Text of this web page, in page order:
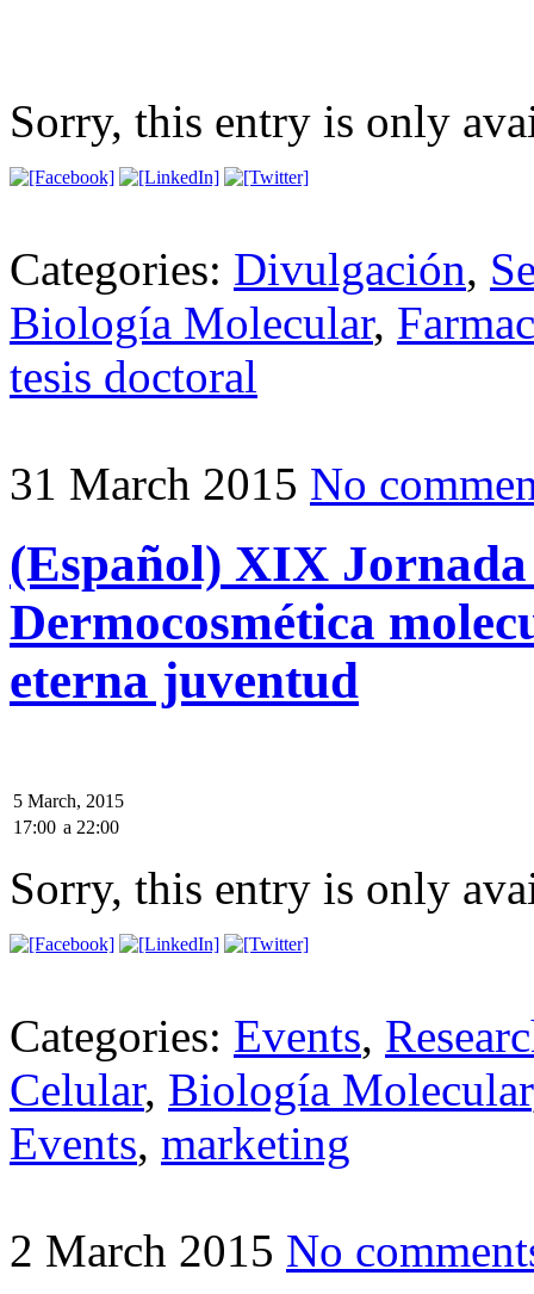
Sorry, this entry is only
Categories: Divulgación,
Biología Molecular,
tesis doctoral
31 March 2015 No
(Español) XIX
Dermocosmética
eterna juventud
5 March, 2015
17:00 a 22:00
Sorry, this entry is only
Categories: Events,
Celular, Biología Molecular
Events, marketing
2 March 2015 No